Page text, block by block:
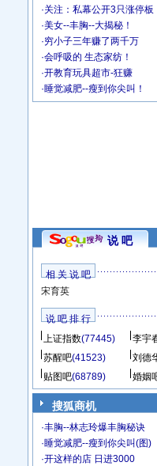
·关注：私幕公开3只涨停板
·美女--丰胸--大揭秘！
·穷小子三年赚了两千万
·会呼吸的 生态家纺！
·开教育玩具超市-狂赚
·睡觉减肥--瘦到你尖叫！
说 吧
相 关 说 吧
宋育英
说 吧 排 行
上证指数(77445) 李宇
苏醒吧(41523) 刘德
贴图吧(68789) 婚姻
搜狐商机
·丰胸--林志玲爆丰胸秘诀
·睡觉减肥--瘦到你尖叫(图)
·开这样的店 日进3000